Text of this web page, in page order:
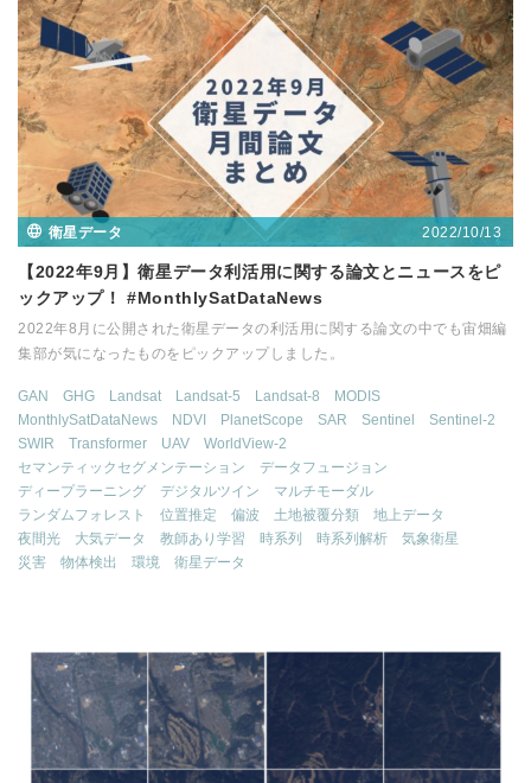
衛星データ 2022/10/13
【2022年9月】衛星データ利活用に関する論文とニュースをピ
ックアップ！ #MonthlySatDataNews
2022年8月に公開された衛星データの利活用に関する論文の中でも宙畑編
集部が気になったものをピックアップしました。
GAN GHG Landsat Landsat-5 Landsat-8
MODIS
MonthlySatDataNews
NDVI PlanetScope SAR Sentinel
Sentinel-2
SWIR
Transformer UAV
WorldView-2
セマンティックセグメンテーション
データフュージョン
ディープラーニング
デジタルツイン
マルチモーダル
ランダムフォレスト
位置推定 偏波 土地被覆分類
地上データ
夜間光
大気データ 教師あり学習 時系列 時系列解析
気象衛星
災害
物体検出 環境 衛星データ